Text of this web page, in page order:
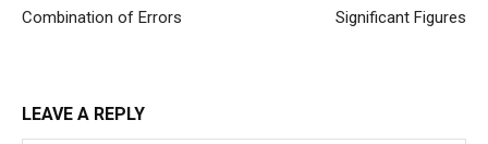
Combination of Errors Significant Figures
LEAVE A REPLY